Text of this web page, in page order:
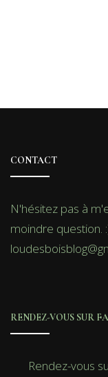
CONTACT
N'hésitez pas à
moindre question.
RENDEZ-VOUS SUR
Rendez-vous